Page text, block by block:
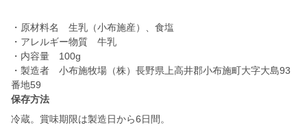
・原材料名 生乳（小布施産）、食塩
・アレルギー物質 牛乳
・内容量 100g
・製造者 小布施牧場（株）長野県上高井郡小布施町大字大島93
保存方法
冷蔵。賞味期限は製造日から6日間。